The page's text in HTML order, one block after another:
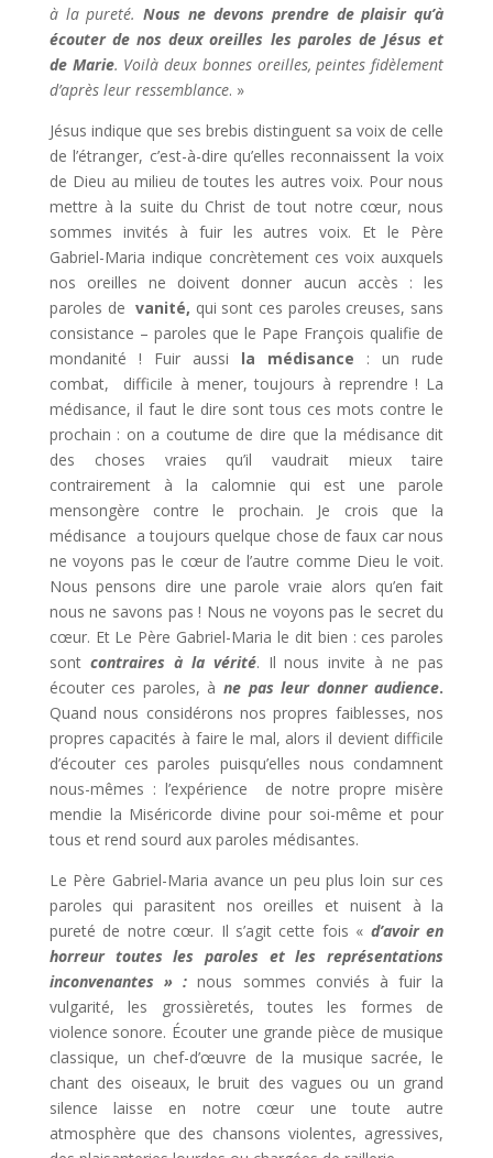
à la pureté.Nous ne devons prendre de plaisir qu’à
écouter de nos deux oreilles les paroles de Jésus et
de Marie. Voilà deux bonnes oreilles, peintes fidèlement
d’après leur ressemblance. »
Jésus indique que ses brebis distinguent sa voix de celle
de l’étranger, c’est-à-dire qu’elles reconnaissent la voix
de Dieu au milieu de toutes les autres voix. Pour nous
mettre à la suite du Christ de tout notre cœur, nous
sommes invités à fuir les autres voix. Et le Père
Gabriel-Maria indique concrètement ces voix auxquels
nos oreilles ne doivent donner aucun accès : les
paroles de vanité, qui sont ces paroles creuses, sans
consistance – paroles que le Pape François qualifie de
mondanité ! Fuir aussi la médisance : un rude
combat, difficile à mener, toujours à reprendre ! La
médisance, il faut le dire sont tous ces mots contre le
prochain : on a coutume de dire que la médisance dit
des choses vraies qu’il vaudrait mieux taire
contrairement à la calomnie qui est une parole
mensongère contre le prochain. Je crois que la
médisance a toujours quelque chose de faux car nous
ne voyons pas le cœur de l’autre comme Dieu le voit.
Nous pensons dire une parole vraie alors qu’en fait
nous ne savons pas ! Nous ne voyons pas le secret du
cœur. Et Le Père Gabriel-Maria le dit bien : ces paroles
sont contraires à la vérité. Il nous invite à ne pas
écouter ces paroles, à ne pas leur donner audience.
Quand nous considérons nos propres faiblesses, nos
propres capacités à faire le mal, alors il devient difficile
d’écouter ces paroles puisqu’elles nous condamnent
nous-mêmes : l’expérience de notre propre misère
mendie la Miséricorde divine pour soi-même et pour
tous et rend sourd aux paroles médisantes.
Le Père Gabriel-Maria avance un peu plus loin sur ces
paroles qui parasitent nos oreilles et nuisent à la
pureté de notre cœur. Il s’agit cette fois « d’avoir en
horreur toutes les paroles et les représentations
inconvenantes » :nous sommes conviés à fuir la
vulgarité, les grossièretés, toutes les formes de
violence sonore. Écouter une grande pièce de musique
classique, un chef-d’œuvre de la musique sacrée, le
chant des oiseaux, le bruit des vagues ou un grand
silence laisse en notre cœur une toute autre
atmosphère que des chansons violentes, agressives,